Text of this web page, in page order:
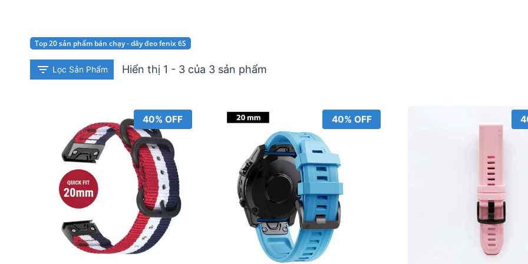
Top 20 sản phẩm bán chạy - dây đeo fenix 6S
Lọc Sản Phẩm Hiển thị 1 - 3 của 3 sản phẩm
40% OFF 40% OFF